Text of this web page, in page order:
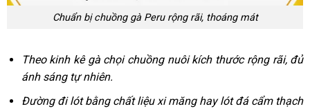
Chuẩn bị chuồng gà Peru rộng rãi, thoáng mát
Theokinh kê gà chọichuồng nuôi kích thước rộng rãi, đủ
ánh sáng tự nhiên.
Đường đi lót bằng chất liệu xi măng hay lót đá cẩm thạch